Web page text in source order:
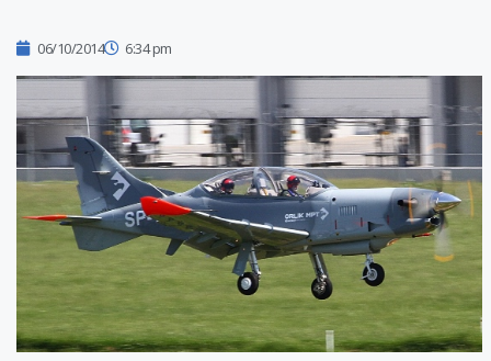
06/10/2014 6:34 pm